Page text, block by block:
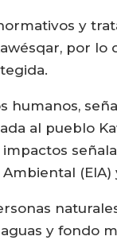
y
por lo
humanos,
al pueblo
(EIA)
y fondo